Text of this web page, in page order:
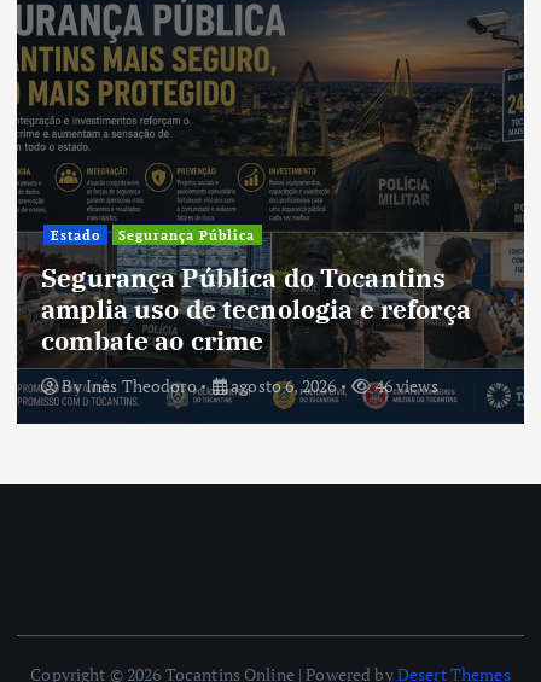
Segurança Pública
Pública do Tocantins
uso de tecnologia e reforça
ao crime
Inês Theodoro agosto 6, 2026 46 views By
Copyright © 2026 Tocantins Online | Powered byDesert Themes